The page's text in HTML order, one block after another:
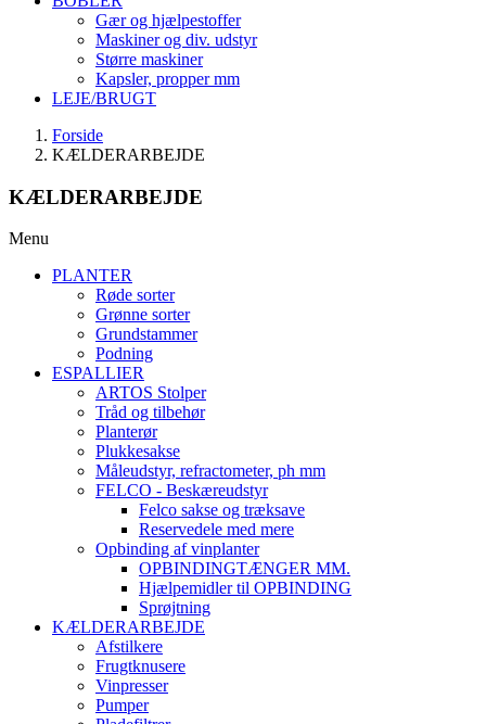
Gær og hjælpestoffer
Maskiner og div. udstyr
Større maskiner
Kapsler, propper mm
LEJE/BRUGT
Forside
KÆLDERARBEJDE
KÆLDERARBEJDE
Menu
PLANTER
Røde sorter
Grønne sorter
Grundstammer
Podning
ESPALLIER
ARTOS Stolper
Tråd og tilbehør
Planterør
Plukkesakse
Måleudstyr, refractometer, ph mm
FELCO - Beskæreudstyr
Felco sakse og træksave
Reservedele med mere
Opbinding af vinplanter
OPBINDINGTÆNGER MM.
Hjælpemidler til OPBINDING
Sprøjtning
KÆLDERARBEJDE
Afstilkere
Frugtknusere
Vinpresser
Pumper